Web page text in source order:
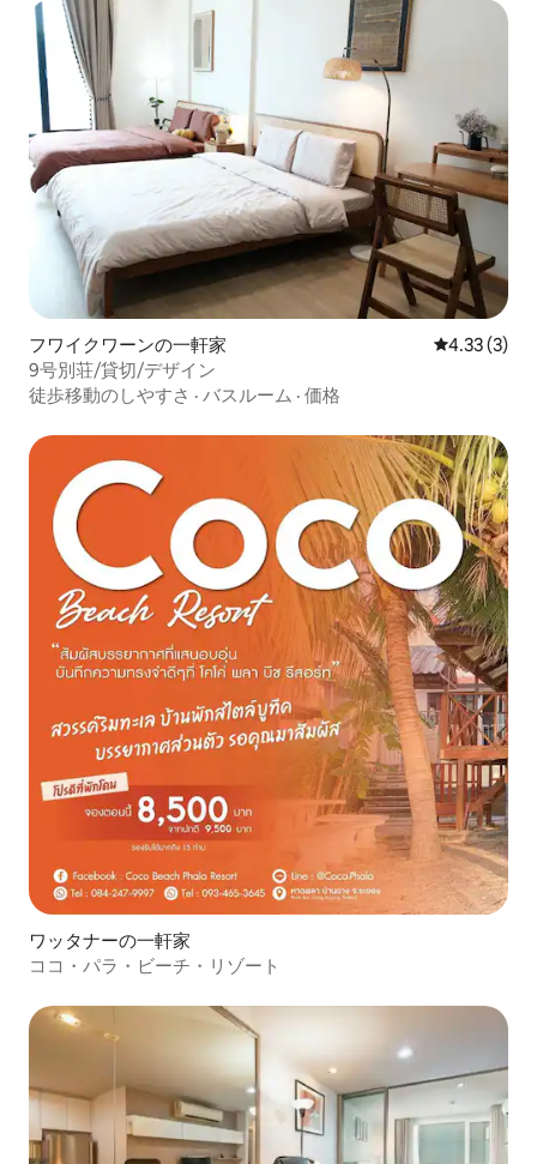
フワイクワーンの一軒家 レビュー3
4.33 (3)
9号別荘/貸切/デザイン
徒歩移動のしやすさ · バスルーム · 価格
ワッタナーの一軒家
ココ・パラ・ビーチ・リゾート